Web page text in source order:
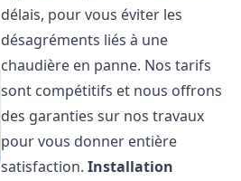
délais, pour vous éviter les
désagréments liés à une
chaudière en panne. Nos tarifs
sont compétitifs et nous offrons
des garanties sur nos travaux
pour vous donner entière
satisfaction.Installation